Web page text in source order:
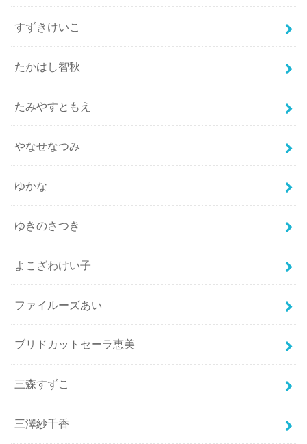
すずきけいこ
たかはし智秋
たみやすともえ
やなせなつみ
ゆかな
ゆきのさつき
よこざわけい子
ファイルーズあい
ブリドカットセーラ恵美
三森すずこ
三澤紗千香